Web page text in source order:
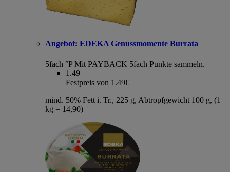
Angebot: EDEKA Genussmomente Burrata
5fach °P Mit PAYBACK 5fach Punkte sammeln.
1.49
Festpreis von 1.49€
mind. 50% Fett i. Tr., 225 g, Abtropfgewicht 100 g, (1
kg = 14,90)